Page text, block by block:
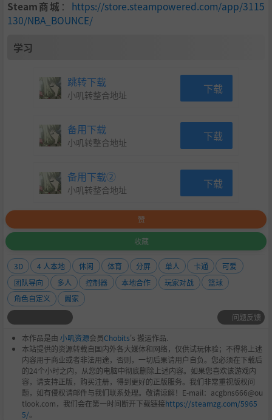
Steam商城 ： https://store.steampowered.com/app/3115
130/NBA_BOUNCE/
学习
跳转下载
小叽转整合地址 下载
备用下载
小叽转整合地址 下载
备用下载②
小叽转整合地址 下载
赞
收藏
3D 4 人本地 休闲 体育 分屏 单人 卡通
可爱
团队导向
多人 控制器 本地合作 玩家对战
篮球
角色自定义
阖家
问题反馈
本作品是由 小叽资源会员Chobits's 搬运作品.
本站提供的资源转载自国内外各大媒体和网络，仅供试玩体验；不得将上述
内容用于商业或者非法用途，否则，一切后果请用户自负。您必须在下载后
的24个小时之内，从您的电脑中彻底删除上述内容。如果您喜欢该游戏内
容，请支持正版，购买注册，得到更好的正版服务。我们非常重视版权问
题，如有侵权请邮件与我们联系处理。敬请谅解！E-mail：acgbns666@ou
tlook.com，我们会在第一时间断开下载链接https://steamzg.com/5965
5/。